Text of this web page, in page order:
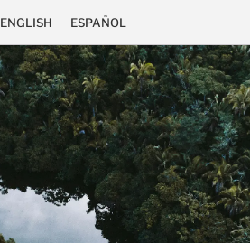
ENGLISH ESPAÑOL